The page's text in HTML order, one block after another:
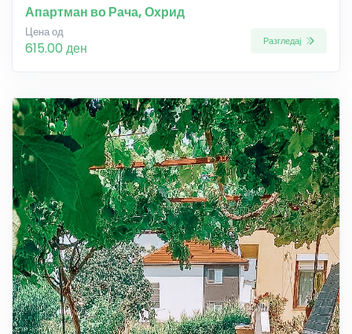
Апартман во Рача, Охрид
Цена од
615.00 ден Разгледај